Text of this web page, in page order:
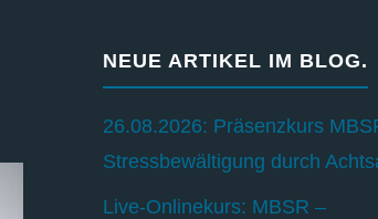
NEUE ARTIKEL IM BLOG.
26.08.2026: Präsenzkurs
Stressbewältigung durch
Live-Onlinekurs: MBSR –